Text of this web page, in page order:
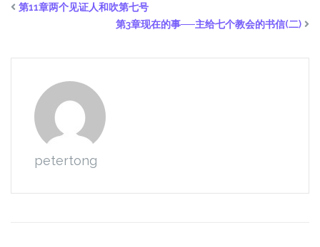
第11章两个见证人和吹第七号
第3章现在的事──主给七个教会的书信(二)
petertong